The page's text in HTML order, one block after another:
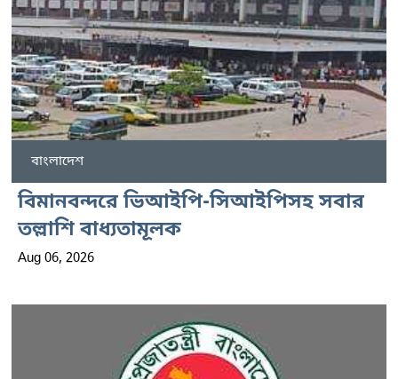
বাংলাদেশ
বিমানবন্দরে ভিআইপি-সিআইপিসহ সবার
তল্লাশি বাধ্যতামূলক
Aug 06, 2026